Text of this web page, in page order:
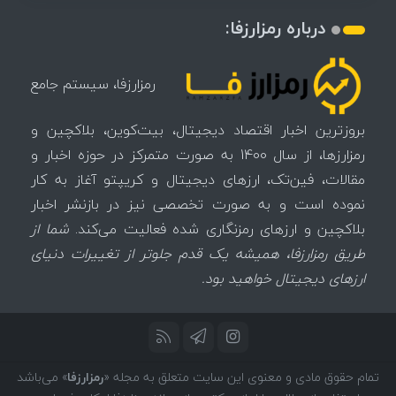
درباره رمزارزفا:
رمزارزفا، سیستم جامع
بروزترین اخبار اقتصاد دیجیتال، بیت‌کوین، بلاکچین و
رمزارزها، از سال 1400 به صورت متمرکز در حوزه اخبار و
مقالات، فین‌تک، ارزهای‌ دیجیتال و کریپتو آغاز به کار
نموده است و به صورت تخصصی نیز در بازنشر اخبار
بلاکچین و ارزهای رمزنگاری شده فعالیت می‌کند.شما از
طریق رمزارزفا، همیشه یک قدم جلوتر از تغییرات دنیای
ارزهای دیجیتال خواهید بود.
تمام حقوق مادی و معنوی این سایت متعلق به مجله «رمزارزفا» می‌باشد